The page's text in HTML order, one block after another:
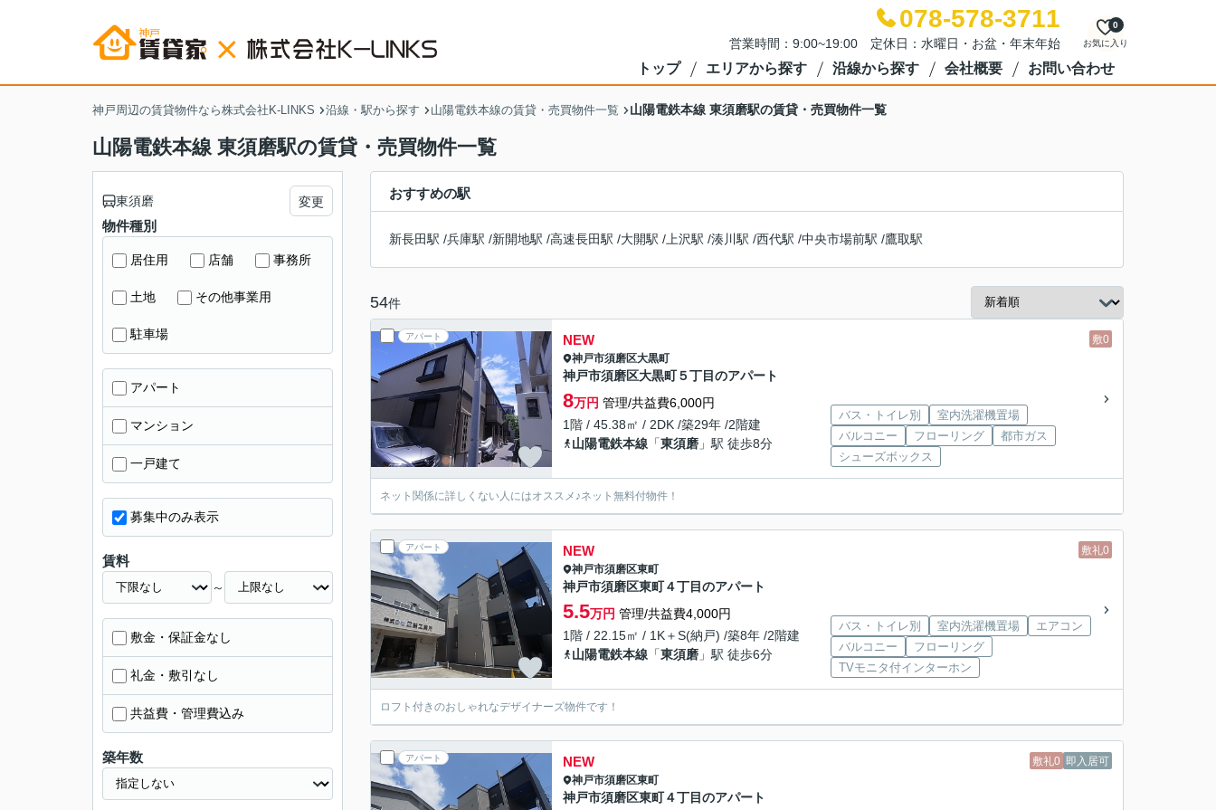
078-578-3711
営業時間：9:00~19:00 定休日：水曜日・お盆・年末年始 お気に入り
0
トップ エリアから探す 沿線から探す 会社概要 お問い合わせ
神戸周辺の賃貸物件なら株式会社K-LINKS 沿線・駅から探す 山陽電鉄本線の賃貸・売買物件一覧 山陽電鉄本線 東須磨駅の賃貸・売買物件一覧
山陽電鉄本線 東須磨駅の賃貸・売買物件一覧
おすすめの駅
新長田駅 /兵庫駅 /新開地駅 /高速長田駅 /大開駅 / 上沢駅 /湊川駅 /西代駅 /中央市場前駅 /鷹取駅
54件
アパート 敷0
NEW
神戸市須磨区大黒町
神戸市須磨区大黒町５丁目のアパート
8万円 管理/共益費6,000円
1階 / 45.38㎡ / 2DK /築29年 /2階建
山陽電鉄本線 「東須磨 」駅 徒歩8分
バス・トイレ別
室内洗濯機置場
バルコニー
フローリング
都市ガス
シューズボックス
ネット関係に詳しくない人にはオススメ♪ネット無料付物件！
アパート 敷礼0
NEW
神戸市須磨区東町
神戸市須磨区東町４丁目のアパート
5.5万円 管理/共益費4,000円
1階 / 22.15㎡ / 1K＋S(納戸) /築8年 /2階建
山陽電鉄本線 「東須磨 」駅 徒歩6分
バス・トイレ別 室内洗濯機置場
エアコン
バルコニー
フローリング
TVモニタ付インターホン
ロフト付きのおしゃれなデザイナーズ物件です！
アパート 敷礼0 即入居可
NEW
神戸市須磨区東町
神戸市須磨区東町４丁目のアパート
東須磨 変更
物件種別
居住用 店舗 事務所
土地 その他事業用
駐車場
アパート
マンション
一戸建て
募集中のみ表示
賃料
～
敷金・保証金なし
礼金・敷引なし
共益費・管理費込み
築年数